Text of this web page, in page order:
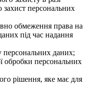
захист персональних
обмеження права на
під час надання
персональних даних;
обробки персональних
рішення, яке має для